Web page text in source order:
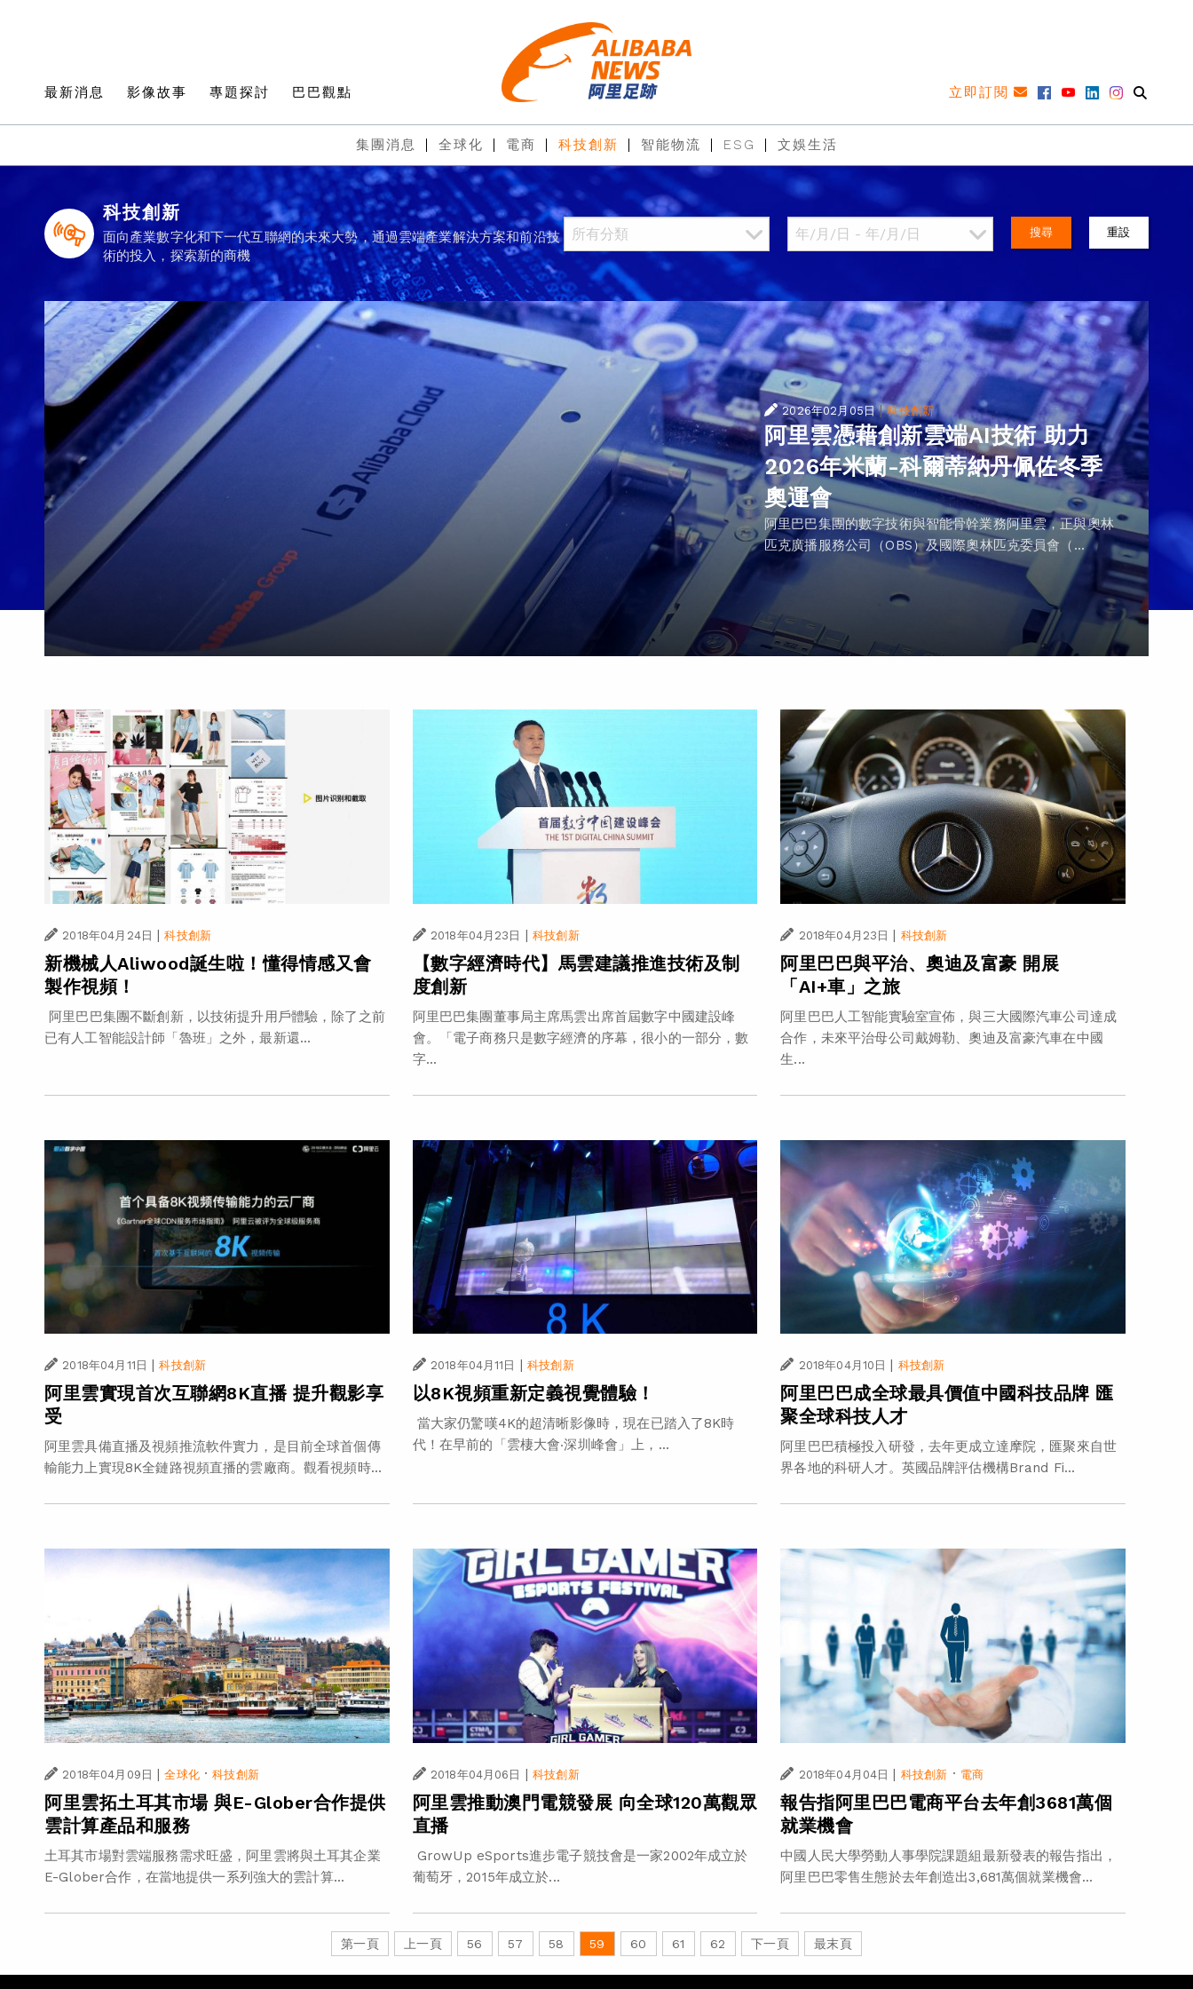
最新消息 影像故事 專題探討 巴巴觀點 立即訂閱
集團消息 全球化 電商 科技創新 智能物流 ESG 文娛生活
科技創新
面向產業數字化和下一代互聯網的未來大勢，通過雲端產業解決方案和前沿技
術的投入，探索新的商機
搜尋 重設
2026年02月05日 |科技創新
阿里雲憑藉創新雲端AI技術 助力
2026年米蘭-科爾蒂納丹佩佐冬季
奧運會
阿里巴巴集團的數字技術與智能骨幹業務阿里雲，正與奧林
匹克廣播服務公司（OBS）及國際奧林匹克委員會（...
2018年04月24日 | 科技創新
新機械人Aliwood誕生啦！懂得情感又會
製作視頻！
阿里巴巴集團不斷創新，以技術提升用戶體驗，除了之前
已有人工智能設計師「魯班」之外，最新還...
2018年04月23日 | 科技創新
【數字經濟時代】馬雲建議推進技術及制
度創新
阿里巴巴集團董事局主席馬雲出席首屆數字中國建設峰
會。「電子商務只是數字經濟的序幕，很小的一部分，數
字...
2018年04月23日 | 科技創新
阿里巴巴與平治、奧迪及富豪 開展
「AI+車」之旅
阿里巴巴人工智能實驗室宣佈，與三大國際汽車公司達成
合作，未來平治母公司戴姆勒、奧迪及富豪汽車在中國
生...
2018年04月11日 | 科技創新
阿里雲實現首次互聯網8K直播 提升觀影享
受
阿里雲具備直播及視頻推流軟件實力，是目前全球首個傳
輸能力上實現8K全鏈路視頻直播的雲廠商。觀看視頻時...
2018年04月11日 | 科技創新
以8K視頻重新定義視覺體驗！
當大家仍驚嘆4K的超清晰影像時，現在已踏入了8K時
代！在早前的「雲棲大會‧深圳峰會」上，...
2018年04月10日 | 科技創新
阿里巴巴成全球最具價值中國科技品牌 匯
聚全球科技人才
阿里巴巴積極投入研發，去年更成立達摩院，匯聚來自世
界各地的科研人才。英國品牌評估機構Brand Fi...
2018年04月09日 | 全球化·科技創新
阿里雲拓土耳其市場 與E-Glober合作提供
雲計算產品和服務
土耳其市場對雲端服務需求旺盛，阿里雲將與土耳其企業
E-Glober合作，在當地提供一系列強大的雲計算...
2018年04月06日 | 科技創新
阿里雲推動澳門電競發展 向全球120萬觀眾
直播
GrowUp eSports進步電子競技會是一家2002年成立於
葡萄牙，2015年成立於...
2018年04月04日 | 科技創新 · 電商
報告指阿里巴巴電商平台去年創3681萬個
就業機會
中國人民大學勞動人事學院課題組最新發表的報告指出，
阿里巴巴零售生態於去年創造出3,681萬個就業機會...
第一頁 上一頁 56 57 58 59 60 61 62 下一頁 最末頁